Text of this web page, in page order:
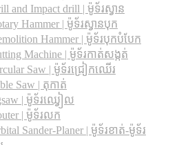
and Impact drill | ម៉ូទ័រស្វាន
Hammer | ម៉ូទ័រស្វានបុក
Hammer | ម៉ូទ័របុកបំបែក
Machine | ម៉ូទ័រកាត់សង្កត់
Saw | ម៉ូទ័រជ្រៀកឈើរ
Saw | តុកាត់
| ម៉ូទ័រឈ្វៀល
| ម៉ូទ័រលក
Sander-Planer​ | ម៉ូទ័រខាត់-ម៉ូទ័រ